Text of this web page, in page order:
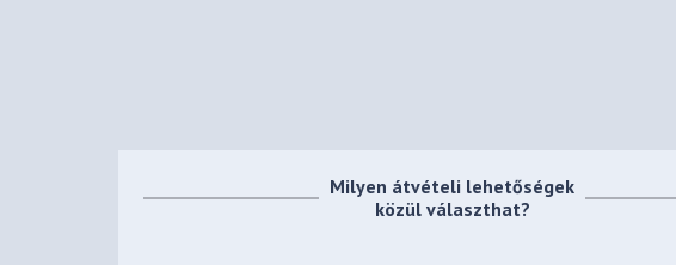
Milyen átvételi lehetőségek
közül választhat?